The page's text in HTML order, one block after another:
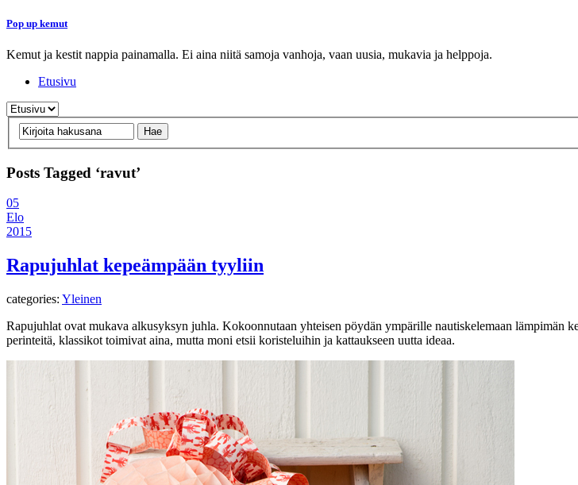
Pop up kemut
Kemut ja kestit nappia painamalla. Ei aina niitä samoja vanhoja, vaan uusia, mukavia ja helppoja.
Etusivu
Posts Tagged ‘ravut’
05
Elo
2015
Rapujuhlat kepeämpään tyyliin
categories: Yleinen
Rapujuhlat ovat mukava alkusyksyn juhla. Kokoonnutaan yhteisen pöydän ympärille nautiskelemaan lämpimän
perinteitä, klassikot toimivat aina, mutta moni etsii koristeluihin ja kattaukseen uutta ideaa.